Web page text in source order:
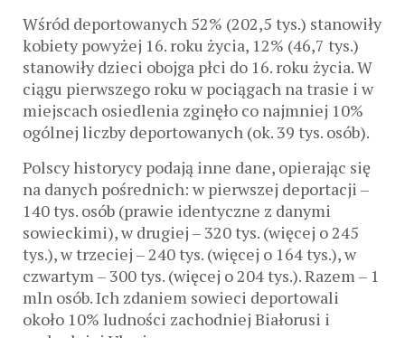
Wśród deportowanych 52% (202,5 ​​tys.) stanowiły
kobiety powyżej 16. roku życia, 12% (46,7 tys.)
stanowiły dzieci obojga płci do 16. roku życia. W
ciągu pierwszego roku w pociągach na trasie i w
miejscach osiedlenia zginęło co najmniej 10%
ogólnej liczby deportowanych (ok. 39 tys. osób).
Polscy historycy podają inne dane, opierając się
na danych pośrednich: w pierwszej deportacji –
140 tys. osób (prawie identyczne z danymi
sowieckimi), w drugiej – 320 tys. (więcej o 245
tys.), w trzeciej – 240 tys. (więcej o 164 tys.), w
czwartym – 300 tys. (więcej o 204 tys.). Razem – 1
mln osób. Ich zdaniem sowieci deportowali
około 10% ludności zachodniej Białorusi i